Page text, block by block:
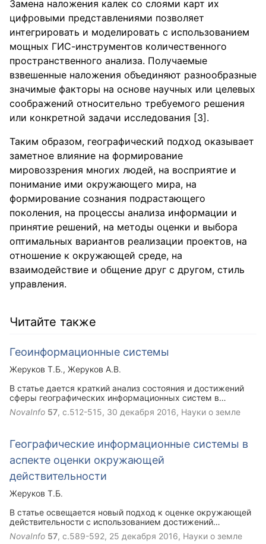
Замена наложения калек со слоями карт их
цифровыми представлениями позволяет
интегрировать и моделировать с использованием
мощных ГИС-инструментов количественного
пространственного анализа. Получаемые
взвешенные наложения объединяют разнообразные
значимые факторы на основе научных или целевых
соображений относительно требуемого решения
или конкретной задачи исследования [3].
Таким образом, географический подход оказывает
заметное влияние на формирование
мировоззрения многих людей, на восприятие и
понимание ими окружающего мира, на
формирование сознания подрастающего
поколения, на процессы анализа информации и
принятие решений, на методы оценки и выбора
оптимальных вариантов реализации проектов, на
отношение к окружающей среде, на
взаимодействие и общение друг с другом, стиль
управления.
Читайте также
Геоинформационные системы
Жеруков Т.Б.
Жеруков А.В.
В статье дается краткий анализ состояния и достижений
сферы географических информационных систем в
Российской Федерации.
NovaInfo 57, с.512-515, 30 декабря 2016, Науки о земле
Географические информационные системы в
аспекте оценки окружающей
действительности
Жеруков Т.Б.
В статье освещается новый подход к оценке окружающей
действительности с использованием достижений
географических информационных систем.
NovaInfo 57, с.589-592, 25 декабря 2016, Науки о земле